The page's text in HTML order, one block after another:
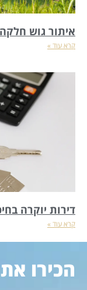
איתור גוש
קרא עוד »
דירות יוקרה
קרא עוד »
הכירו